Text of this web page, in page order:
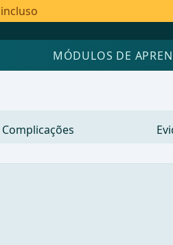
MÓDULOS DE
Complicações